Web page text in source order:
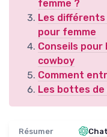
femme ?
Les
pour femme
Conseils
cowboy
Comment
Les bottes de
Résumer